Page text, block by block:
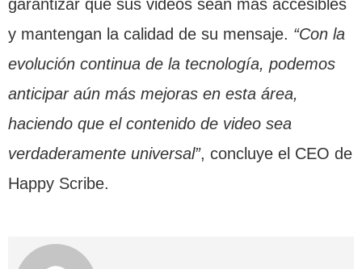
garantizar que sus videos sean más accesibles
y mantengan la calidad de su mensaje. “Con la
evolución continua de la tecnología, podemos
anticipar aún más mejoras en esta área,
haciendo que el contenido de video sea
verdaderamente universal”, concluye el CEO de
Happy Scribe.